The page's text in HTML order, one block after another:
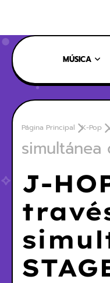
MÚSICA
Página Principal K-Pop
simultánea
J-